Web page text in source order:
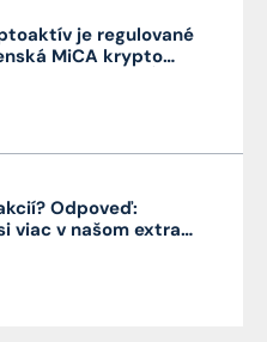
je regulované
MiCA krypto
Odpoveď:
viac v našom extra